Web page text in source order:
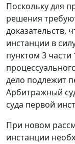
Поскольку для
решения
доказательств,
инстанции в
пунктом 3
дело подлежит
Арбитражный
суда первой
При новом
инстанции